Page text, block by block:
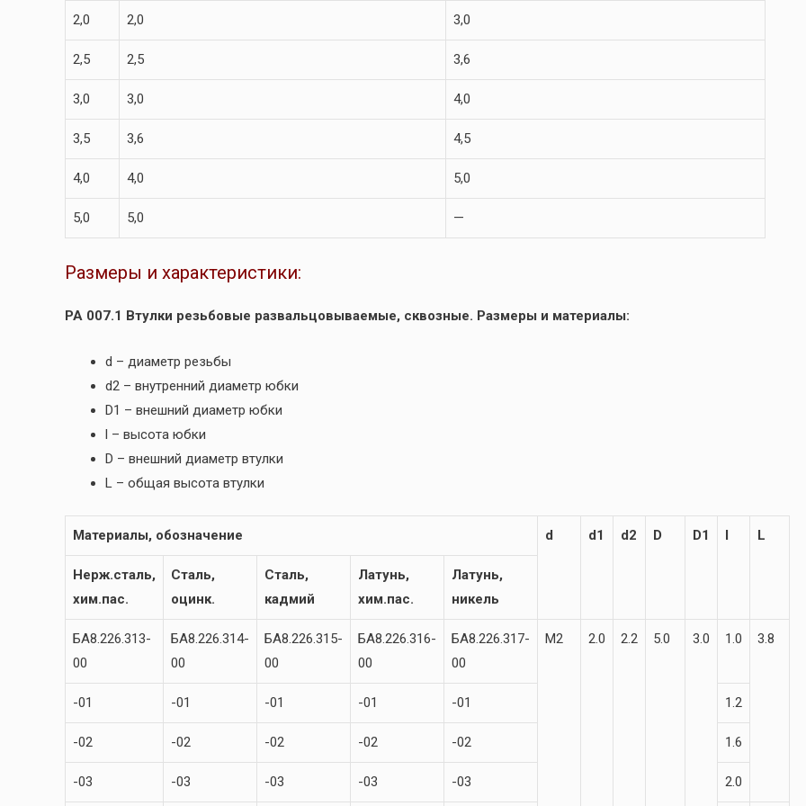
2,0 2,0 3,0
2,5 2,5 3,6
3,0 3,0 4,0
3,5 3,6 4,5
4,0 4,0 5,0
5,0 5,0 —
Размеры и характеристики:
РА 007.1 Втулки резьбовые развальцовываемые, сквозные. Размеры и материалы:
d – диаметр резьбы
d2 – внутренний диаметр юбки
D1 – внешний диаметр юбки
l – высота юбки
D – внешний диаметр втулки
L – общая высота втулки
Материалы, обозначение d d1 d2 D D1 L
Нерж.сталь,
хим.пас.
Сталь,
оцинк.
Сталь,
кадмий
Латунь,
хим.пас.
Латунь,
никель
БА8.226.313-
00
БА8.226.314-
00
БА8.226.315-
00
БА8.226.316-
00
БА8.226.317-
00
М2 2.0 2.2 5.0 3.0 1.0 3.8
-01 -01 -01 -01 -01 1.2
-02 -02 -02 -02 -02 1.6
-03 -03 -03 -03 -03 2.0